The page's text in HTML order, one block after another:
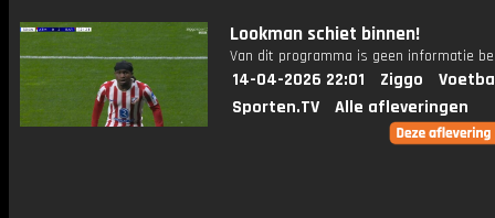
Lookman schiet binnen!
Van dit programma is geen informatie
14-04-2026 22:01 Ziggo
Sporten.TV
Alle afleveringen